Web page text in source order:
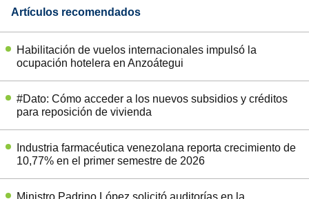
Artículos recomendados
Habilitación de vuelos internacionales impulsó la
ocupación hotelera en Anzoátegui
#Dato: Cómo acceder a los nuevos subsidios y créditos
para reposición de vivienda
Industria farmacéutica venezolana reporta crecimiento de
10,77% en el primer semestre de 2026